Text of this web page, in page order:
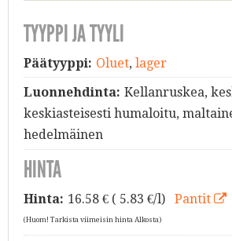
TYYPPI JA TYYLI
Päätyyppi: Oluet, lager
Luonnehdinta: Kellanruskea,
keskiasteisesti humaloitu,
hedelmäinen
HINTA
Hinta: 16.58€ ( 5.83 €/l) Pantit
(Huom! Tarkista viimeisin hinta Alkosta)